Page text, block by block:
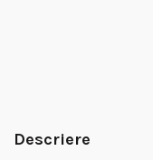
Descriere